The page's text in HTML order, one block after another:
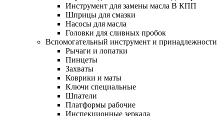
Инструмент для замены масла В КПП
Шприцы для смазки
Насосы для масла
Головки для сливных пробок
Вспомогательный инструмент и принадлежности
Рычаги и лопатки
Пинцеты
Захваты
Коврики и маты
Ключи специальные
Шпатели
Платформы рабочие
Инспекционные зеркала